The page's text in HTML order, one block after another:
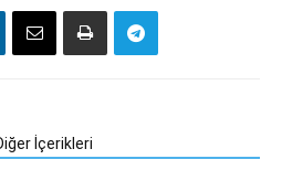
İçerikleri